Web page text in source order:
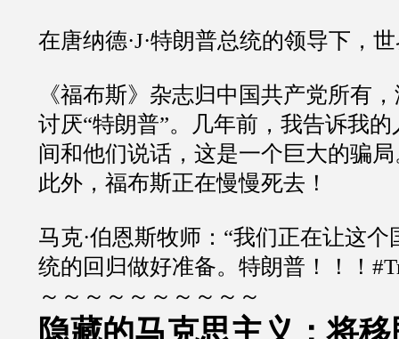
在唐纳德·J·特朗普总统的领导下，
《福布斯》杂志归中国共产党所有
讨厌“特朗普”。几年前，我告诉我
间和他们说话，这是一个巨大的骗
此外，福布斯正在慢慢死去！
马克·伯恩斯牧师： “我们正在让这个
统的回归做好准备。特朗普！！！
～～～～～～～～～～